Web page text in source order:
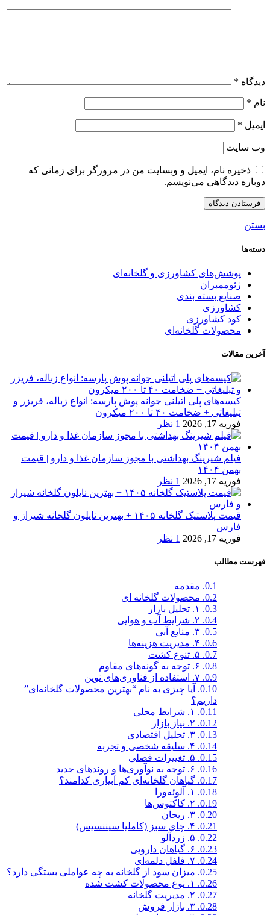
دیدگاه *
نام *
ایمیل *
وب‌ سایت
ذخیره نام، ایمیل و وبسایت من در مرورگر برای زمانی که
دوباره دیدگاهی می‌نویسم.
بستن
دسته‌ها
پوشش‌های کشاورزی و گلخانه‌ای
ژئوممبران
صنایع بسته بندی
کشاورزی
کود کشاورزی
محصولات گلخانه‌ای
آخرین مقالات
کیسه‌های پلی اتیلنی جوانه پوش پارسه: انواع زباله، فریزر و
تبلیغاتی + ضخامت ۴۰ تا ۲۰۰ میکرون
فوریه 17, 2026
1 نظر
فیلم شیرینگ بهداشتی با مجوز سازمان غذا و دارو | قیمت
بهمن ۱۴۰۴
فوریه 17, 2026
1 نظر
قیمت پلاستیک گلخانه ۱۴۰۵ + بهترین نایلون گلخانه شیراز و
فارس
فوریه 17, 2026
1 نظر
فهرست مطالب
0.1. مقدمه
0.2. محصولات گلخانه ای
0.3.
0.4.
0.5.
0.6.
0.7.
0.8.
0.9.
0.10.
آیا چیزی به نام “بهترین محصولات گلخانه‌ای”
داریم؟
0.11.
0.12.
0.13.
0.14.
0.15.
0.16.
0.17. گیاهان گلخانه‌ای کم آبیاری کدامند؟
0.18.
0.19.
0.20.
0.21.
0.22.
0.23.
0.24.
0.25. میزان سود از گلخانه به چه عواملی بستگی دارد؟
0.26.
0.27.
0.28.